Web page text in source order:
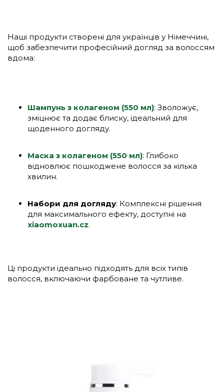
Наші продукти створені для українців у Німеччині,
щоб забезпечити професійний догляд за волоссям
вдома:
Шампунь з колагеном (550 мл): Зволожує,
зміцнює та додає блиску, ідеальний для
щоденного догляду.
Маска з колагеном (550 мл): Глибоко
відновлює пошкоджене волосся за кілька
хвилин.
Набори для догляду: Комплексні рішення
для максимального ефекту, доступні на
xiaomoxuan.cz.
Ці продукти ідеально підходять для всіх типів
волосся, включаючи фарбоване та чутливе.